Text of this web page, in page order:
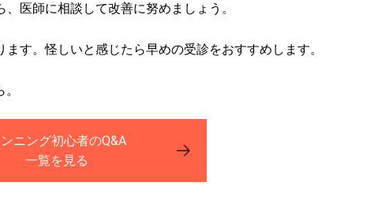
医師に相談して改善に努めましょう。
す。怪しいと感じたら早めの受診をおすすめします。
ニング初心者のQ&A
一覧を見る